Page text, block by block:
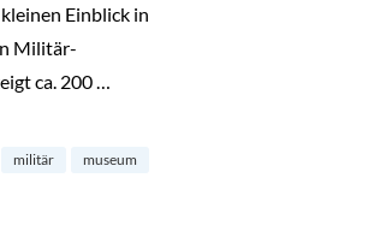
Einblick in
Militär-
ca. 200 …
militär museum